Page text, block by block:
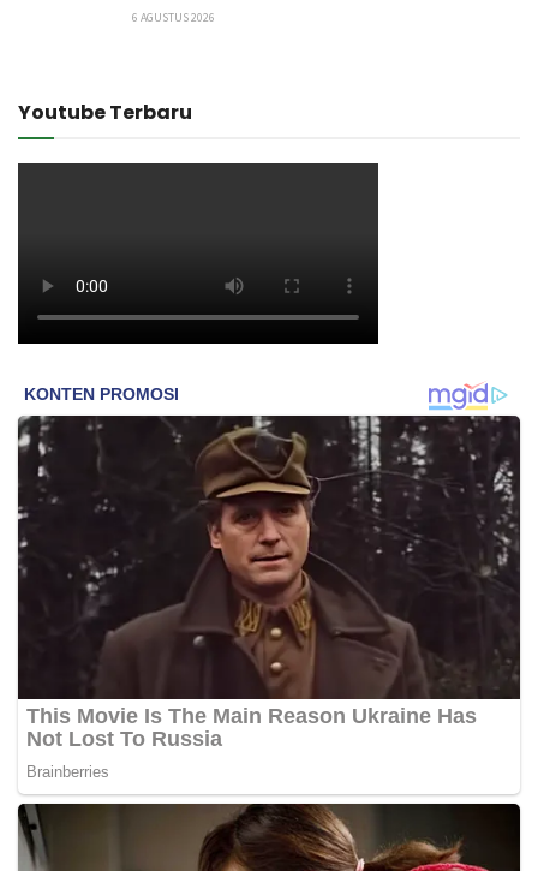
6 AGUSTUS 2026
Youtube Terbaru